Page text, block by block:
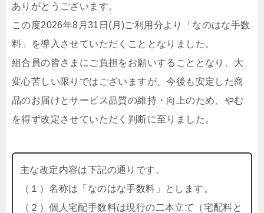
ありがとうございます。
この度2026年8月31日(月)ご利用分より「なのはな手数
料」を導入させていただくこととなりました。
組合員の皆さまにご負担をお願いすることとなり、大
変心苦しい限りではございますが、今後も安定した商
品のお届けとサービス品質の維持・向上のため、やむ
を得ず改定させていただく判断に至りました。
主な改定内容は下記の通りです。
（１）名称は「なのはな手数料」とします。
（２）個人宅配手数料は現行の二本立て（宅配料と